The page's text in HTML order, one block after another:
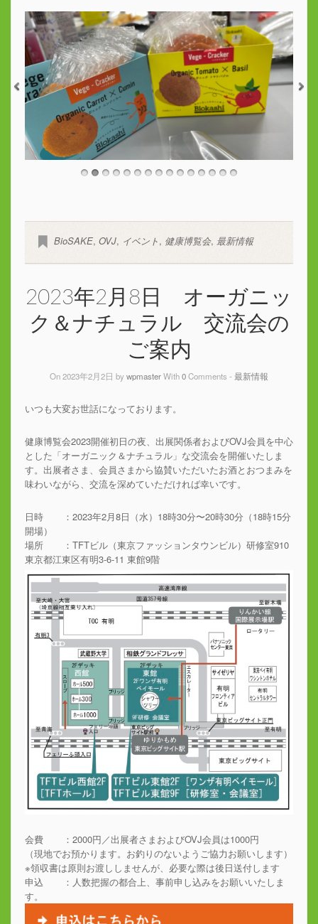
BioSAKE, OVJ, イベント, 健康博覧会, 最新情報
2023年2月8日 オーガニッ
ク＆ナチュラル 交流会の
ご案内
On 2023年2月2日 bywpmasterWith0Comments - 最新情報
いつも大変お世話になっております。
健康博覧会2023開催初日の夜、出展関係者およびOVJ会員を中心
とした「オーガニック＆ナチュラル」な交流会を開催いたしま
す。出展者さま、会員さまから協賛いただいたお酒とおつまみを
味わいながら、交流を深めていただければ幸いです。
日時 ：2023年2月8日（水）18時30分〜20時30分（18時15分
開場）
場所 ：TFTビル（東京ファッションタウンビル）研修室910
東京都江東区有明3-6-11 東館9階
会費 ：2000円／出展者さまおよびOVJ会員は1000円
（現地でお預かります。お釣りのないようご協力お願いします）
※領収書は原則お渡ししませんが、必要な際は後日送付します
申込 ：人数把握の都合上、事前申し込みをお願いいたしま
す。